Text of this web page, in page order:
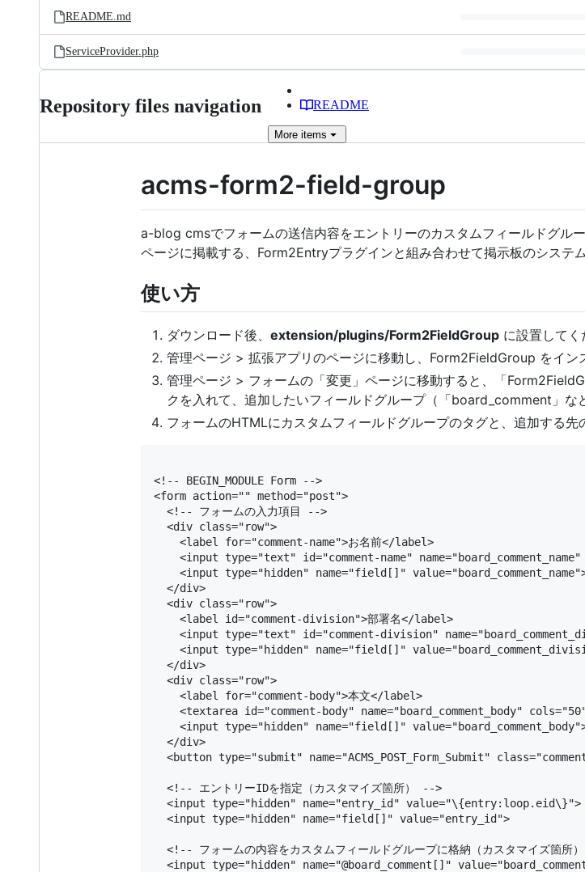
README.md
ServiceProvider.php
Repository files navigation README
More items
acms-form2-field-group
a-blog cmsでフォームの送信内容をエントリーのカスタムフィールドグル
ページに掲載する、Form2Entryプラグインと組み合わせて掲示板のシステ
使い方
ダウンロード後、 extension/plugins/Form2FieldGroup に設置してく
管理ページ > 拡張アプリのページに移動し、Form2FieldGroup をイン
管理ページ > フォームの「変更」ページに移動すると、「
クを入れて、追加したいフィールドグループ（「board_comment」な
フォームのHTMLにカスタムフィールドグループのタグと、追加する先
<!-- BEGIN_MODULE Form -->
<form action="" method="post">
  <!-- フォームの入力項目 -->
  <div class="row">
    <label for="comment-name">お名前</label>
<input type="text" id="comment-name"
<input type="hidden" name="field[]"
  </div>
  <div class="row">
    <label id="comment-division">部署名</label>
<input type="text" id="comment-division"
<input type="hidden" name="field[]"
  </div>
  <div class="row">
    <label for="comment-body">本文</label>
<textarea id="comment-body" name="board_comment_body"
<input type="hidden" name="field[]"
  </div>
<button type="submit" name="ACMS_POST_Form_Submit"
  <!-- エントリーIDを指定（カスタマイズ箇所） -->
  <input type="hidden" name="entry_id" value="\{entry:loop.eid\}">
  <input type="hidden" name="field[]" value="entry_id">
<!-- フォームの内容をカスタムフィールドグループに格納（カスタマイズ箇所
<input type="hidden" name="@board_comment[]"